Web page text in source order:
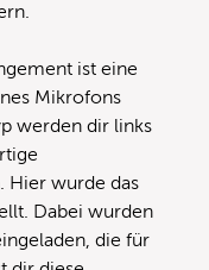
ist eine
Mikrofons
werden dir links
Hier wurde das
Dabei wurden
die für